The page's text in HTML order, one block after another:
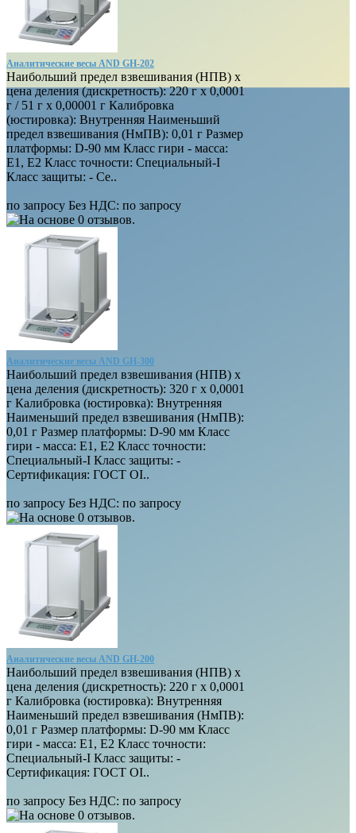
Аналитические весы AND GH-202
Наибольший предел взвешивания (НПВ) х
цена деления (дискретность): 220 г х 0,0001
г / 51 г х 0,00001 г Калибровка
(юстировка): Внутренняя Наименьший
предел взвешивания (НмПВ): 0,01 г Размер
платформы: D-90 мм Класс гири - масса:
E1, E2 Класс точности: Специальный-I
Класс защиты: - Се..
по запросу Без НДС: по запросу
Аналитические весы AND GH-300
Наибольший предел взвешивания (НПВ) х
цена деления (дискретность): 320 г х 0,0001
г Калибровка (юстировка): Внутренняя
Наименьший предел взвешивания (НмПВ):
0,01 г Размер платформы: D-90 мм Класс
гири - масса: E1, E2 Класс точности:
Специальный-I Класс защиты: -
Сертификация: ГОСТ OI..
по запросу Без НДС: по запросу
Аналитические весы AND GH-200
Наибольший предел взвешивания (НПВ) х
цена деления (дискретность): 220 г х 0,0001
г Калибровка (юстировка): Внутренняя
Наименьший предел взвешивания (НмПВ):
0,01 г Размер платформы: D-90 мм Класс
гири - масса: E1, E2 Класс точности:
Специальный-I Класс защиты: -
Сертификация: ГОСТ OI..
по запросу Без НДС: по запросу